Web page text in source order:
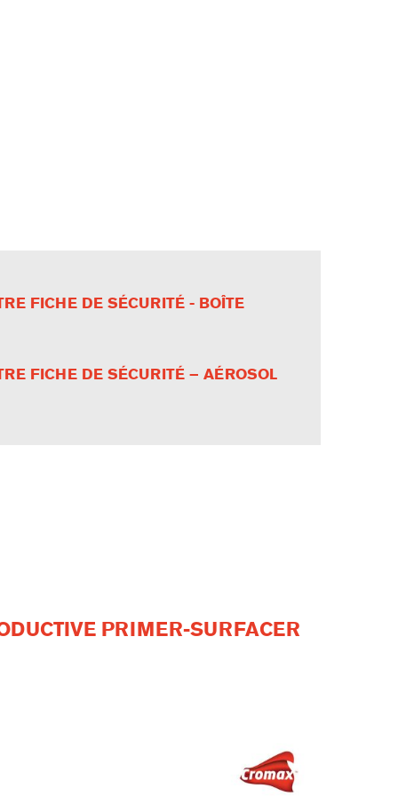
FICHE DE SÉCURITÉ - BOÎTE
FICHE DE SÉCURITÉ – AÉROSOL
PRIMER-SURFACER